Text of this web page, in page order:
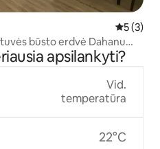
Vidutinis
5 (3)
būsto erdvė Dahanu
apsilankyti?
Vid.
temperatūra
22°C